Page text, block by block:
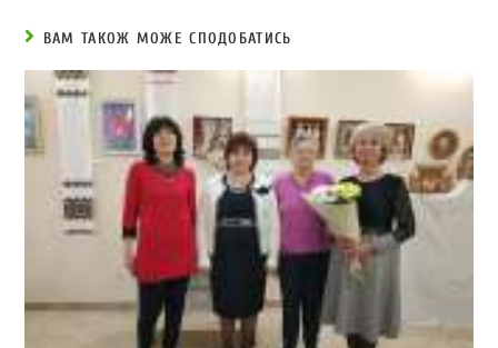
ВАМ ТАКОЖ МОЖЕ СПОДОБАТИСЬ